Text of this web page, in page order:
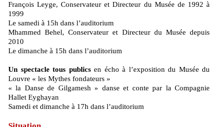
François Leyge, Conservateur et Directeur du Musée de 1992 à
1999
Le samedi à 15h dans l’auditorium
Mhammed Behel, Conservateur et Directeur du Musée depuis
2010
Le dimanche à 15h dans l’auditorium
Un spectacle tous publics en écho à l’exposition du Musée du
Louvre « les Mythes fondateurs »
« la Danse de Gilgamesh » danse et conte par la Compagnie
Hallet Eyghayan
Samedi et dimanche à 17h dans l’auditorium